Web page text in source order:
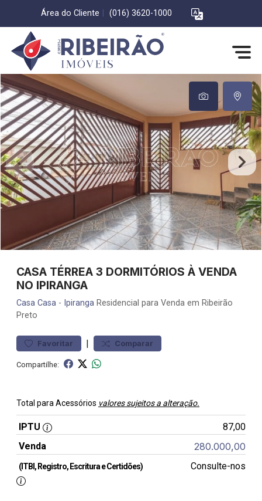
Área do Cliente (016) 3620-1000
CASA TÉRREA 3 DORMITÓRIOS À VENDA
NO IPIRANGA
Casa Casa - Ipiranga Residencial para Venda em Ribeirão
Preto
Favoritar | Comparar
Compartilhe:
Total para Acessórios valores sujeitos a alteração.
IPTU
87,00
Venda
280.000,00
(ITBI, Registro, Escritura e Certidões) Consulte-nos